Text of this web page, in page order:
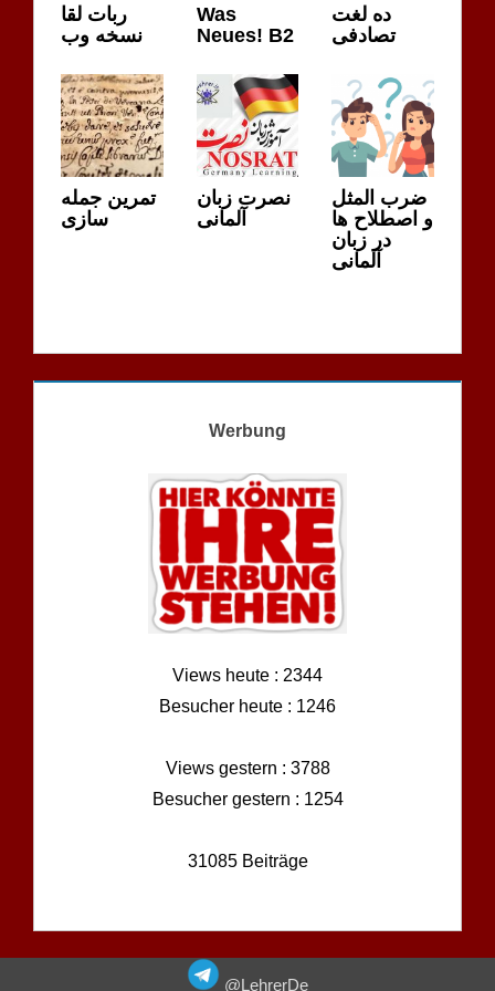
ربات لقا
نسخه وب
Was
Neues! B2
ده لغت
تصادفی
تمرین جمله
سازی
نصرت زبان
آلمانی
ضرب المثل
و اصطلاح ها
در زبان
آلمانی
Werbung
Views heute : 2344
Besucher heute : 1246
Views gestern : 3788
Besucher gestern : 1254
31085 Beiträge
@LehrerDe